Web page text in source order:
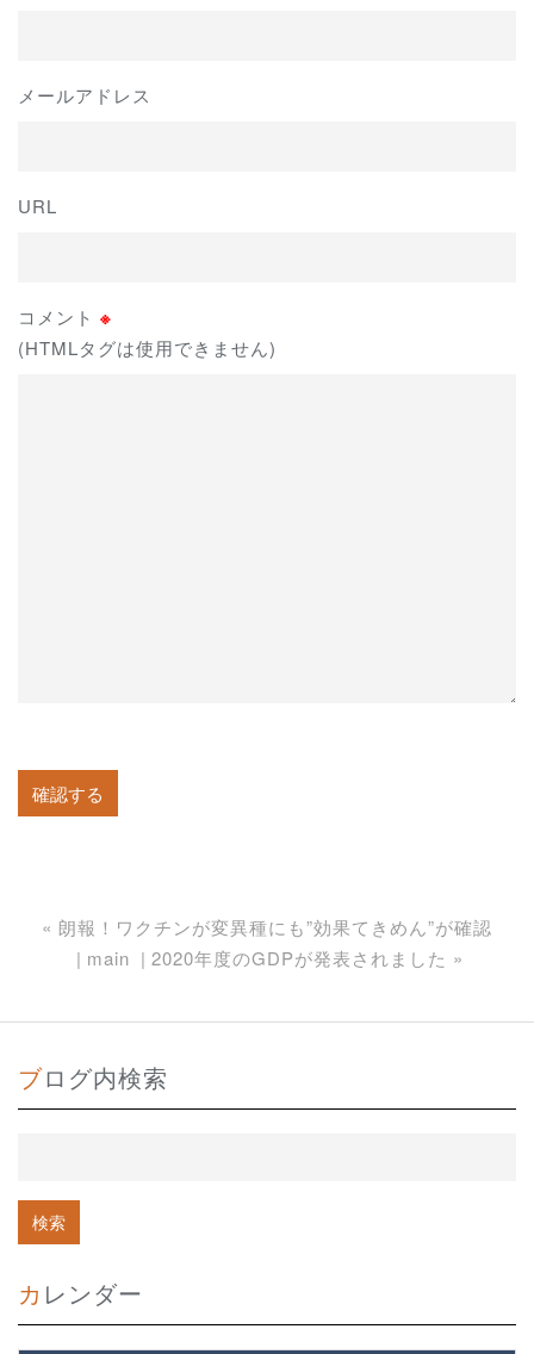
メールアドレス
URL
コメント ※
(HTMLタグは使用できません)
« 朗報！ワクチンが変異種にも”効果てきめん”が確認
main
2020年度のGDPが発表されました »
ブログ内検索
カレンダー